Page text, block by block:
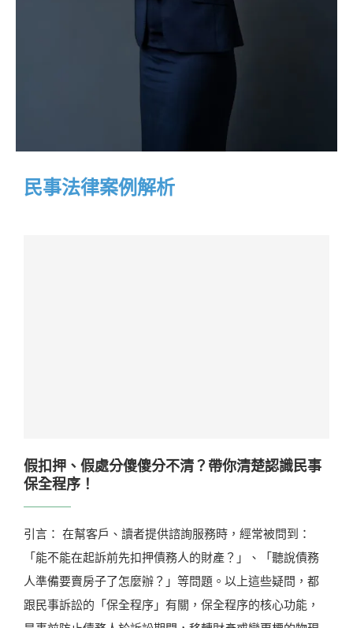
民事法律案例解析
假扣押、假處分傻傻分不清？帶你清楚認識民事
保全程序！
引言： 在幫客戶、讀者提供諮詢服務時，經常被問到：
「能不能在起訴前先扣押債務人的財產？」、「聽說債務
人準備要賣房子了怎麼辦？」等問題。以上這些疑問，都
跟民事訴訟的「保全程序」有關，保全程序的核心功能，